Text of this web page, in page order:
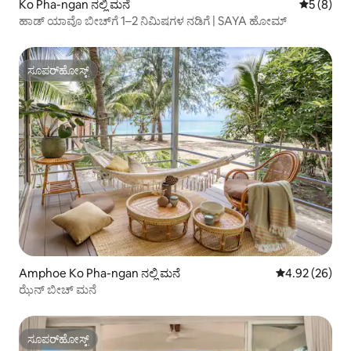
Ko Pha-ngan ನಲ್ಲಿ ಮನೆ 5 ರಲ್ಲಿ 5
5 (8)
ಹಾಡ್ ಯಾವೊ ಬೀಚ್‌ಗೆ 1–2 ನಿಮಿಷಗಳ ನಡಿಗೆ | SAYA ಹೋಮ್
ಸೂಪರ್‌ಹೋಸ್ಟ್
ಸೂಪರ್‌ಹೋಸ್ಟ್
Amphoe Ko Pha-ngan ನಲ್ಲಿ ಮನೆ 5 ರಲ್ಲಿ 4.92
4.92 (26)
ಝೆನ್ ಬೀಚ್ ಮನೆ
ಸೂಪರ್‌ಹೋಸ್ಟ್
ಸೂಪರ್‌ಹೋಸ್ಟ್